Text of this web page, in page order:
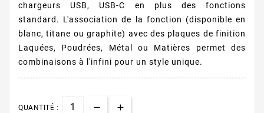
chargeurs USB, USB-C en plus des fonctions
standard. L'association de la fonction (disponible en
blanc, titane ou graphite) avec des plaques de finition
Laquées, Poudrées, Métal ou Matières permet des
combinaisons à l'infini pour un style unique.
QUANTITÉ :